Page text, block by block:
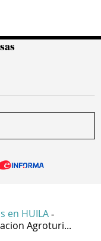
en HUILA -
Agroturi...